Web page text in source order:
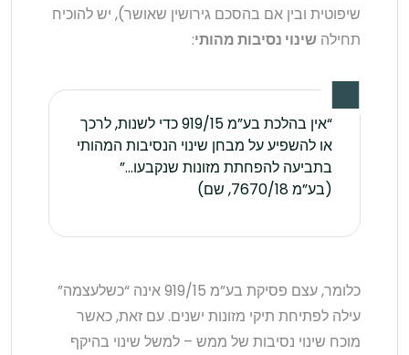
שיפוטית ובין אם בהסכם גירושין שאושר), יש להוכיח
תחילה שינוי נסיבות מהותי:
“אין בהלכת בע”מ 919/15 כדי לשנות, לרכך
או להשפיע על מבחן שינוי הנסיבות המהותי
בתביעה להפחתת מזונות שנקבעו…”
(בע”מ 7670/18, שם)
כלומר, עצם פסיקת בע”מ 919/15 אינה “כשלעצמה”
עילה לפתיחת תיקי מזונות ישנים. עם זאת, כאשר
מוכח שינוי נסיבות של ממש – למשל שינוי בהיקף